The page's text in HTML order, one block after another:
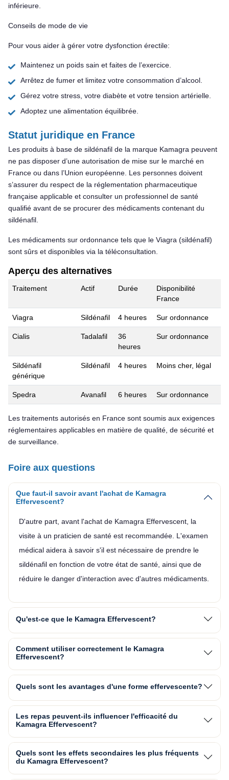
inférieure.
Conseils de mode de vie
Pour vous aider à gérer votre dysfonction érectile:
Maintenez un poids sain et faites de l’exercice.
Arrêtez de fumer et limitez votre consommation d’alcool.
Gérez votre stress, votre diabète et votre tension artérielle.
Adoptez une alimentation équilibrée.
Statut juridique en France
Les produits à base de sildénafil de la marque Kamagra peuvent
ne pas disposer d’une autorisation de mise sur le marché en
France ou dans l’Union européenne. Les personnes doivent
s’assurer du respect de la réglementation pharmaceutique
française applicable et consulter un professionnel de santé
qualifié avant de se procurer des médicaments contenant du
sildénafil.
Les médicaments sur ordonnance tels que le Viagra (sildénafil)
sont sûrs et disponibles via la téléconsultation.
Aperçu des alternatives
Traitement Actif Durée
Disponibilité
France
Viagra Sildénafil 4 heures Sur ordonnance
Cialis Tadalafil
36
heures
Sur ordonnance
Sildénafil
générique
Sildénafil 4 heures Moins cher, légal
Spedra Avanafil 6 heures Sur ordonnance
Les traitements autorisés en France sont soumis aux exigences
réglementaires applicables en matière de qualité, de sécurité et
de surveillance.
Foire aux questions
Que faut-il savoir avant l'achat de Kamagra
Effervescent?
D'autre part, avant l'achat de Kamagra Effervescent, la
visite à un praticien de santé est recommandée. L'examen
médical aidera à savoir s'il est nécessaire de prendre le
sildénafil en fonction de votre état de santé, ainsi que de
réduire le danger d'interaction avec d'autres médicaments.
Qu'est-ce que le Kamagra Effervescent?
Comment utiliser correctement le Kamagra
Effervescent?
Quels sont les avantages d'une forme effervescente?
Les repas peuvent-ils influencer l'efficacité du
Kamagra Effervescent?
Quels sont les effets secondaires les plus fréquents
du Kamagra Effervescent?